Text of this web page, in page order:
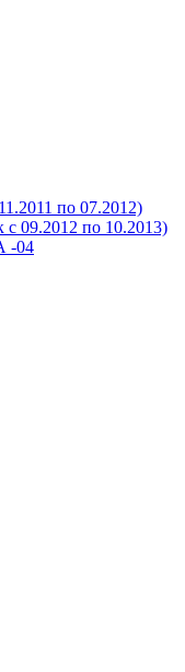
по 07.2012)
по 10.2013)
-04